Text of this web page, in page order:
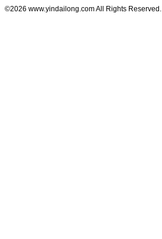
©2026 www.yindailong.com All Rights Reserved.